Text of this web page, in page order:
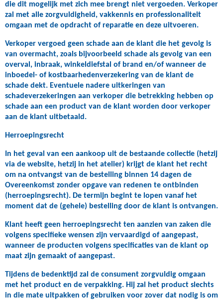
die dit mogelijk met zich mee brengt niet vergoeden. Verkoper
zal met alle zorgvuldigheid, vakkennis en professionaliteit
omgaan met de opdracht of reparatie en deze uitvoeren.
Verkoper vergoed geen schade aan de klant die het gevolg is
van overmacht, zoals bijvoorbeeld schade als gevolg van een
overval, inbraak, winkeldiefstal of brand en/of wanneer de
inboedel- of kostbaarhedenverzekering van de klant de
schade dekt. Eventuele nadere uitkeringen van
schadeverzekeringen aan verkoper die betrekking hebben op
schade aan een product van de klant worden door verkoper
aan de klant uitbetaald.
Herroepingsrecht
In het geval van een aankoop uit de bestaande collectie (hetzij
via de website, hetzij in het atelier) krijgt de klant het recht
om na ontvangst van de bestelling binnen 14 dagen de
Overeenkomst zonder opgave van redenen te ontbinden
(herroepingsrecht). De termijn begint te lopen vanaf het
moment dat de (gehele) bestelling door de klant is ontvangen.
Klant heeft geen herroepingsrecht ten aanzien van zaken die
volgens specifieke wensen zijn vervaardigd of aangepast,
wanneer de producten volgens specificaties van de klant op
maat zijn gemaakt of aangepast.
Tijdens de bedenktijd zal de consument zorgvuldig omgaan
met het product en de verpakking. Hij zal het product slechts
in die mate uitpakken of gebruiken voor zover dat nodig is om